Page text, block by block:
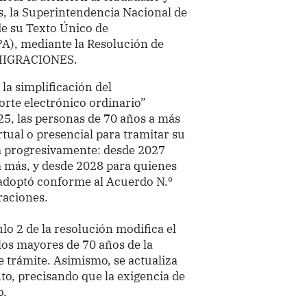
la Superintendencia Nacional de
su Texto Único de
mediante la Resolución de
la simplificación del
electrónico ordinario”
las personas de 70 años a más
o presencial para tramitar su
desde 2027
y desde 2028 para quienes
conforme al Acuerdo N.º
2 de la resolución modifica el
mayores de 70 años de la
trámite. Asimismo, se actualiza
precisando que la exigencia de